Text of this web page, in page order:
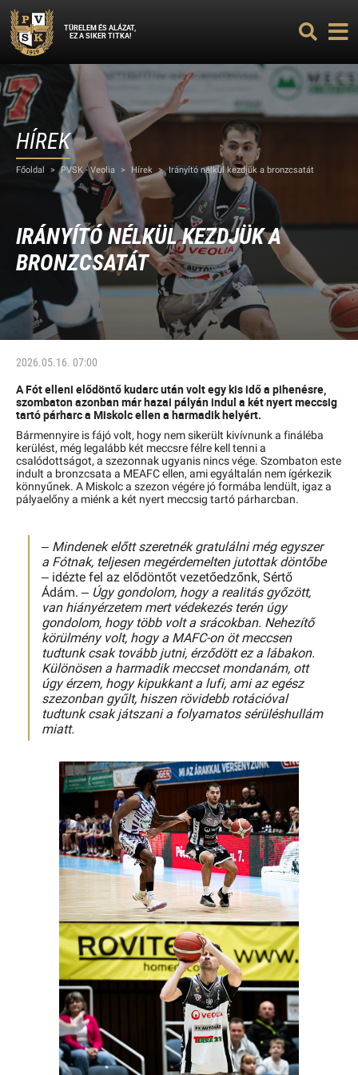
TÜRELEM ÉS ALÁZAT,
EZ A SIKER TITKA!
HÍREK
Főoldal > PVSK - Veolia > Hírek > Irányító nélkül kezdjük a bronzcsatát
IRÁNYÍTÓ NÉLKÜL KEZDJÜK A
BRONZCSATÁT
2026.05.16. 07:00
A Fót elleni elődöntő kudarc után volt egy kis idő a pihenésre,
szombaton azonban már hazai pályán indul a két nyert meccsig
tartó párharc a Miskolc ellen a harmadik helyért.
Bármennyire is fájó volt, hogy nem sikerült kivívnunk a fináléba
kerülést, még legalább két meccsre félre kell tenni a
csalódottságot, a szezonnak ugyanis nincs vége. Szombaton este
indult a bronzcsata a MEAFC ellen, ami egyáltalán nem ígérkezik
könnyűnek. A Miskolc a szezon végére jó formába lendült, igaz a
pályaelőny a miénk a két nyert meccsig tartó párharcban.
– Mindenek előtt szeretnék gratulálni még egyszer
a Fótnak, teljesen megérdemelten jutottak döntőbe
– idézte fel az elődöntőt vezetőedzőnk, Sértő
Ádám. – Úgy gondolom, hogy a realitás győzött,
van hiányérzetem mert védekezés terén úgy
gondolom, hogy több volt a srácokban. Nehezítő
körülmény volt, hogy a MAFC-on öt meccsen
tudtunk csak tovább jutni, érződött ez a lábakon.
Különösen a harmadik meccset mondanám, ott
úgy érzem, hogy kipukkant a lufi, ami az egész
szezonban gyűlt, hiszen rövidebb rotációval
tudtunk csak játszani a folyamatos sérüléshullám
miatt.